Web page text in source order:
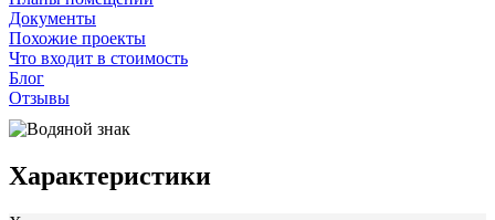
Документы
Похожие проекты
Что входит в стоимость
Блог
Отзывы
Характеристики